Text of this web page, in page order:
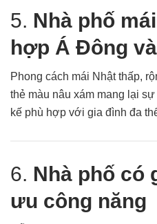
5. Nhà phố
hợp Á Đông
Phong cách mái Nhật thấp,
thẻ màu nâu xám mang lại
kế phù hợp với gia đình đa
6. Nhà phố có
ưu công năng